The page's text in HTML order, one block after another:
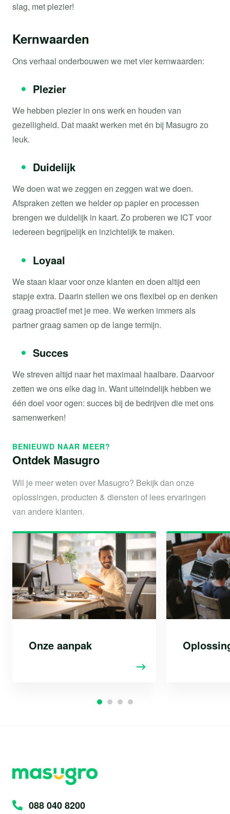
slag, met plezier!
Kernwaarden
Ons verhaal onderbouwen we met vier kernwaarden:
Plezier
We hebben plezier in ons werk en houden van
gezelligheid. Dat maakt werken met én bij Masugro zo
leuk.
Duidelijk
We doen wat we zeggen en zeggen wat we doen.
Afspraken zetten we helder op papier en processen
brengen we duidelijk in kaart. Zo proberen we ICT voor
iedereen begrijpelijk en inzichtelijk te maken.
Loyaal
We staan klaar voor onze klanten en doen altijd een
stapje extra. Daarin stellen we ons flexibel op en denken
graag proactief met je mee. We werken immers als
partner graag samen op de lange termijn.
Succes
We streven altijd naar het maximaal haalbare. Daarvoor
zetten we ons elke dag in. Want uiteindelijk hebben we
één doel voor ogen: succes bij de bedrijven die met ons
samenwerken!
BENIEUWD NAAR MEER?
Ontdek Masugro
Wil je meer weten over Masugro? Bekijk dan onze
oplossingen, producten & diensten of lees ervaringen
van andere klanten.
Onze aanpak
088 040 8200